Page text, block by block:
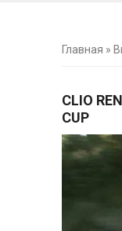
Главная »
CLIO
CUP